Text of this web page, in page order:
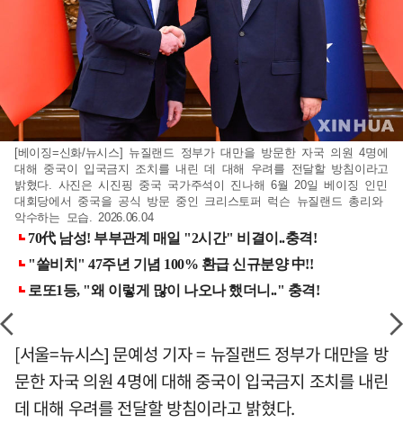
[베이징=신화/뉴시스] 뉴질랜드 정부가 대만을 방문한 자국 의원 4명에
대해 중국이 입국금지 조치를 내린 데 대해 우려를 전달할 방침이라고
밝혔다. 사진은 시진핑 중국 국가주석이 진나해 6월 20일 베이징 인민
대회당에서 중국을 공식 방문 중인 크리스토퍼 럭슨 뉴질랜드 총리와
악수하는 모습. 2026.06.04
[서울=뉴시스] 문예성 기자 = 뉴질랜드 정부가 대만을 방
문한 자국 의원 4명에 대해 중국이 입국금지 조치를 내린
데 대해 우려를 전달할 방침이라고 밝혔다.